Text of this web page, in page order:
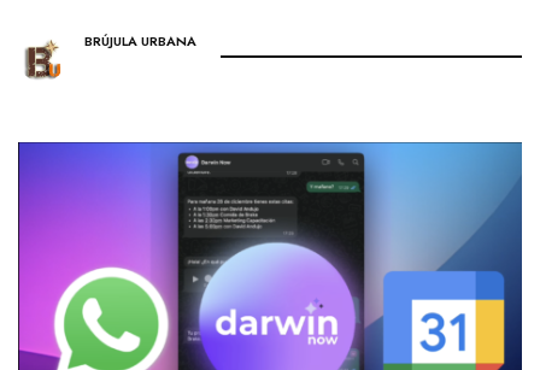
BRÚJULA URBANA